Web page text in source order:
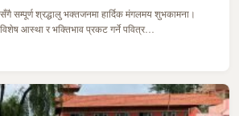
सम्पूर्ण श्रद्धालु भक्तजनमा हार्दिक मंगलमय शुभकामना।
आस्था र भक्तिभाव प्रकट गर्ने पवित्र…